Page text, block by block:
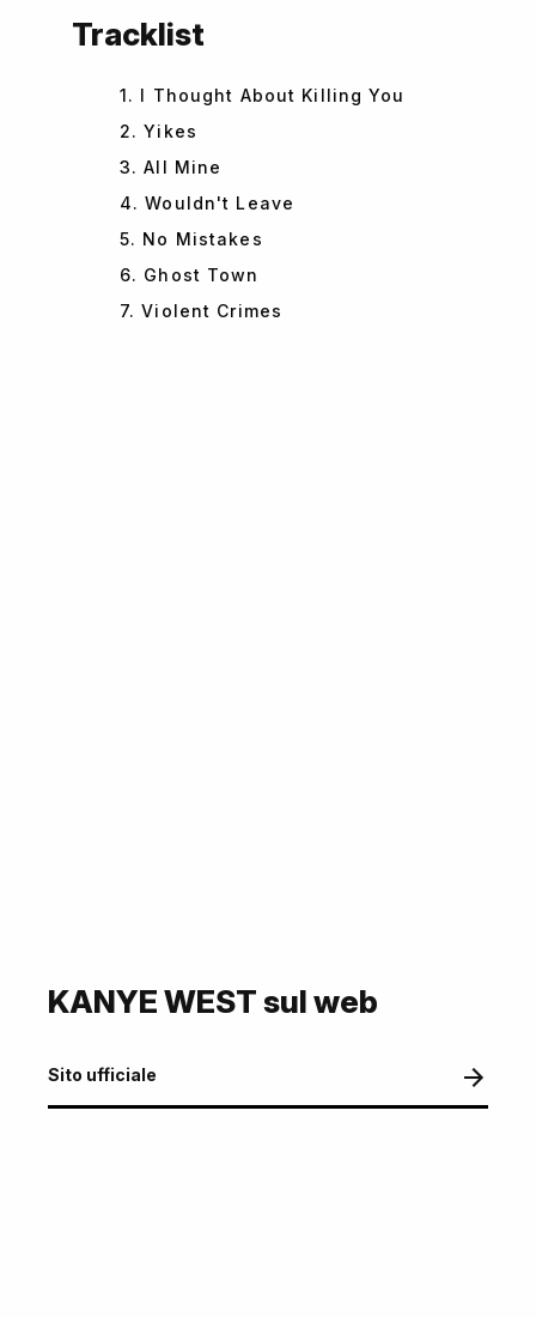
Tracklist
1. I Thought About Killing You
2. Yikes
3. All Mine
4. Wouldn't Leave
5. No Mistakes
6. Ghost Town
7. Violent Crimes
KANYE WEST sul web
Sito ufficiale